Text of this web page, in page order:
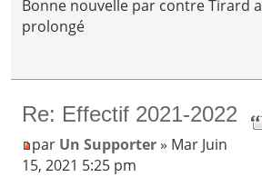
Bonne nouvelle par contre Tirard a
prolongé
Re: Effectif 2021-2022
par Un Supporter» Mar Juin
15, 2021 5:25 pm